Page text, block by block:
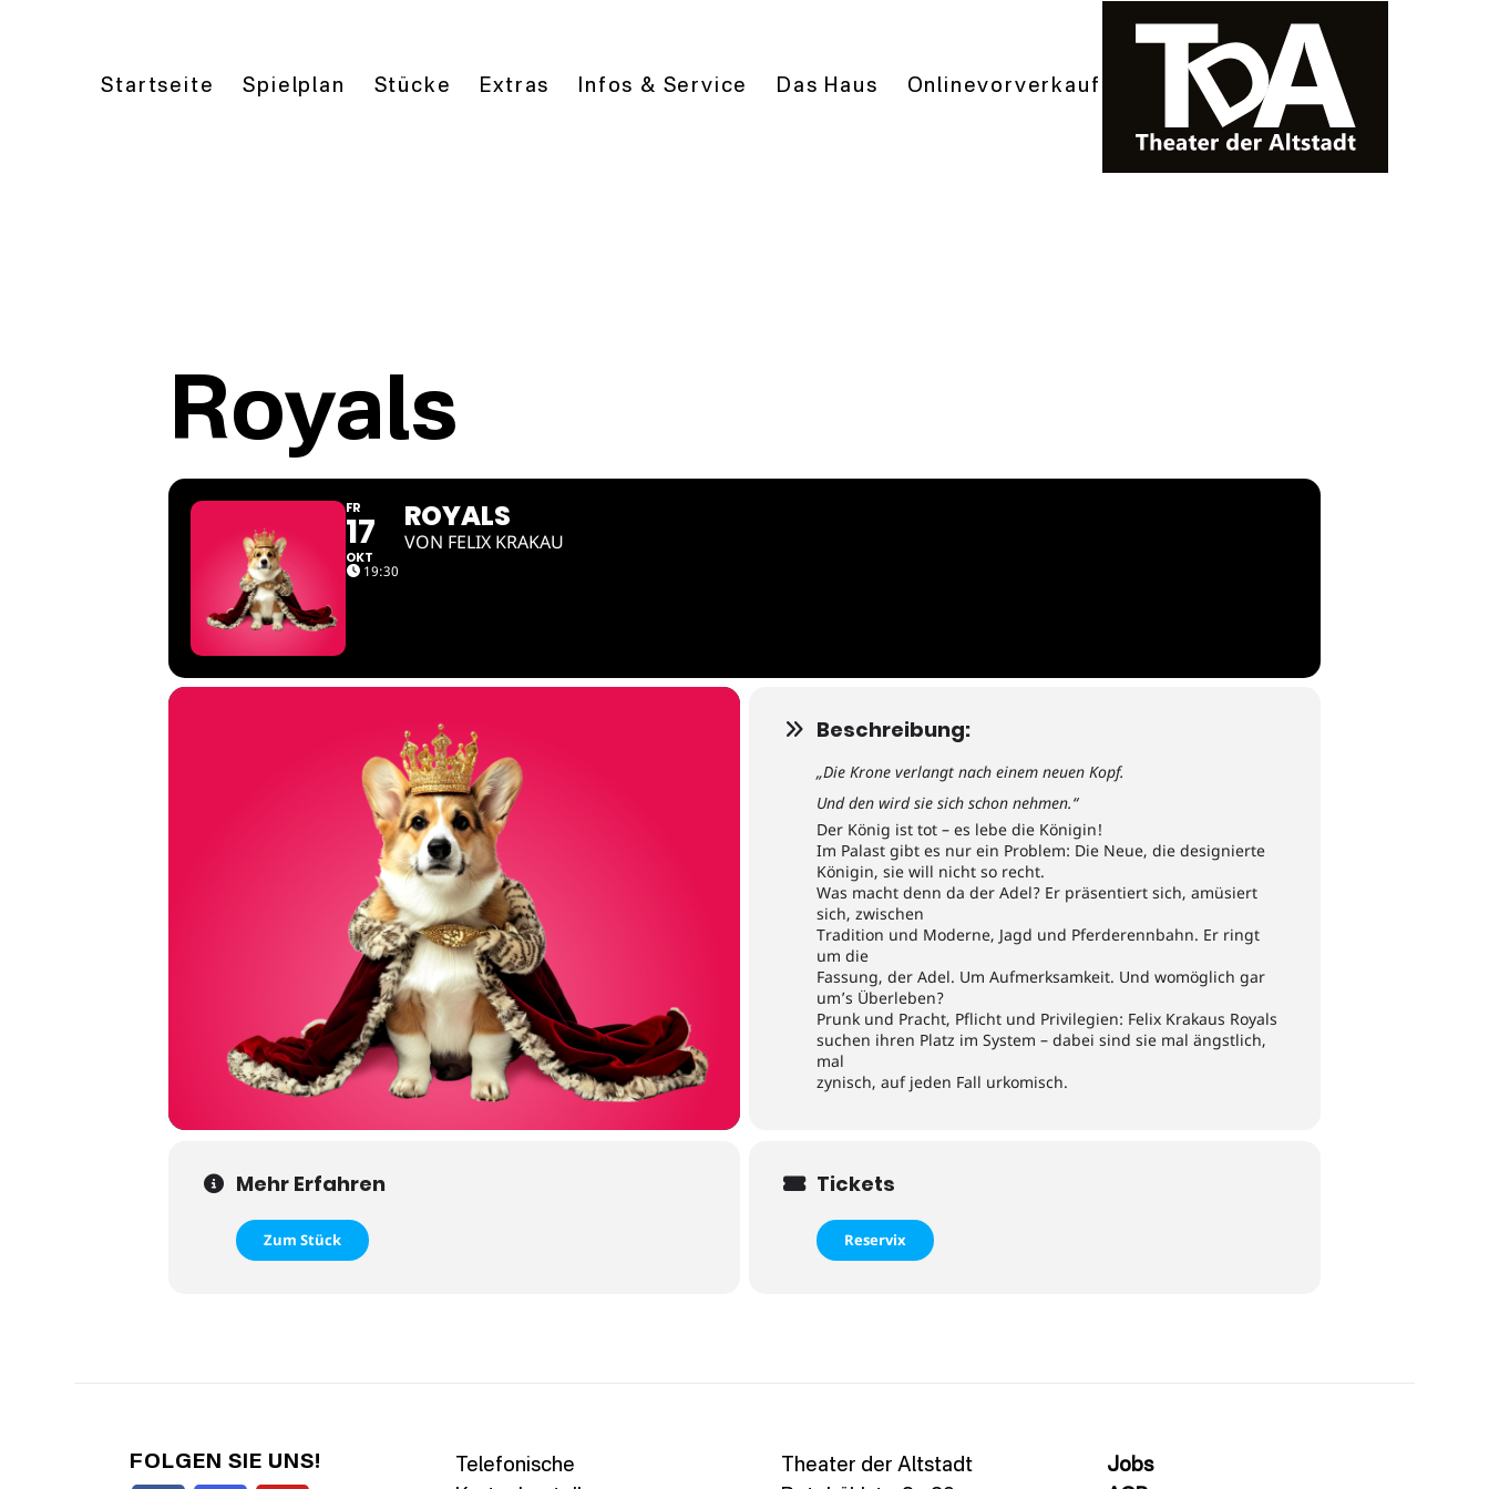
Startseite Spielplan Stücke Extras Infos & Service Das Haus Onlinevorverkauf
Royals
FR
17
OKT
19:30
ROYALS
VON FELIX KRAKAU
Beschreibung:
„Die Krone verlangt nach einem neuen Kopf.
Und den wird sie sich schon nehmen.“
Der König ist tot – es lebe die Königin!
Im Palast gibt es nur ein Problem: Die Neue, die designierte
Königin, sie will nicht so recht.
Was macht denn da der Adel? Er präsentiert sich, amüsiert
sich, zwischen
Tradition und Moderne, Jagd und Pferderennbahn. Er ringt
um die
Fassung, der Adel. Um Aufmerksamkeit. Und womöglich gar
um’s Überleben?
Prunk und Pracht, Pflicht und Privilegien: Felix Krakaus Royals
suchen ihren Platz im System – dabei sind sie mal ängstlich,
mal
zynisch, auf jeden Fall urkomisch.
Mehr Erfahren
Zum Stück
Tickets
Reservix
FOLGEN SIE UNS!
Telefonische
Theater der Altstadt
Jobs